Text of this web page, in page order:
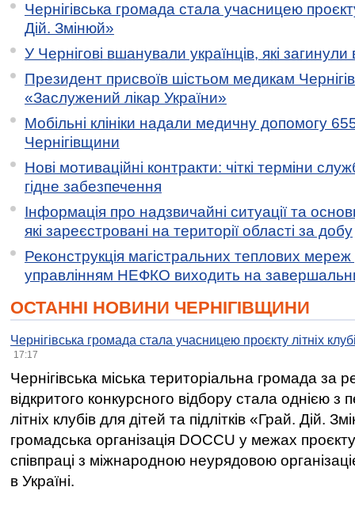
Чернігівська громада стала учасницею
Дій. Змінюй»
У Чернігові вшанували українців, які загинули
Президент присвоїв шістьом медикам
«Заслужений лікар України»
Мобільні клініки надали медичну допомогу
Чернігівщини
Нові мотиваційні контракти: чіткі терміни
гідне забезпечення
Інформація про надзвичайні ситуації та
які зареєстровані на території області за добу
Реконструкція магістральних теплових мереж
управлінням НЕФКО виходить на
ОСТАННІ НОВИНИ ЧЕРНІГІВЩИНИ
Чернігівська громада стала учасницею проєкту літніх
17:17
Чернігівська міська територіальна громада за
відкритого конкурсного відбору стала однією
літніх клубів для дітей та підлітків «Грай. Дій.
громадська організація DOCCU у межах
співпраці з міжнародною неурядовою
в Україні.